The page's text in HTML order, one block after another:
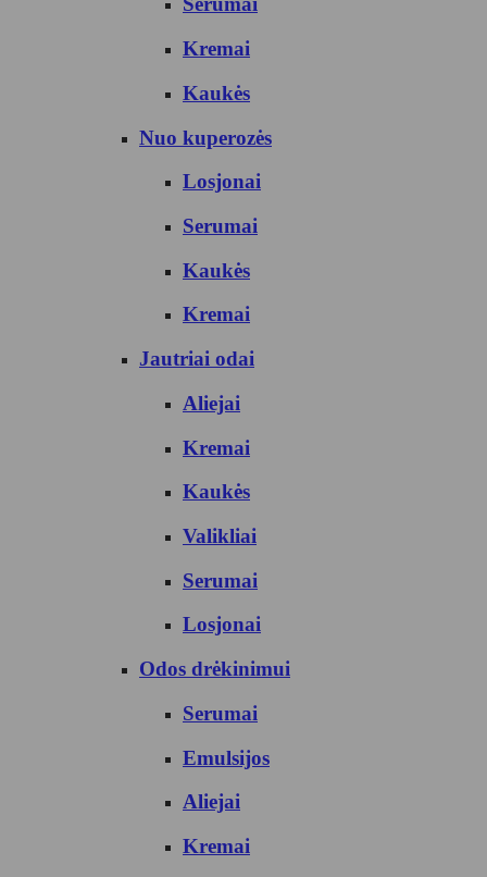
Kremai
Kaukės
Nuo kuperozės
Losjonai
Serumai
Kaukės
Kremai
Jautriai odai
Aliejai
Kremai
Kaukės
Valikliai
Serumai
Losjonai
Odos drėkinimui
Serumai
Emulsijos
Aliejai
Kremai